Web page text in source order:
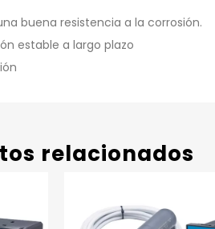
buena resistencia a la corrosión.
estable a largo plazo
relacionados